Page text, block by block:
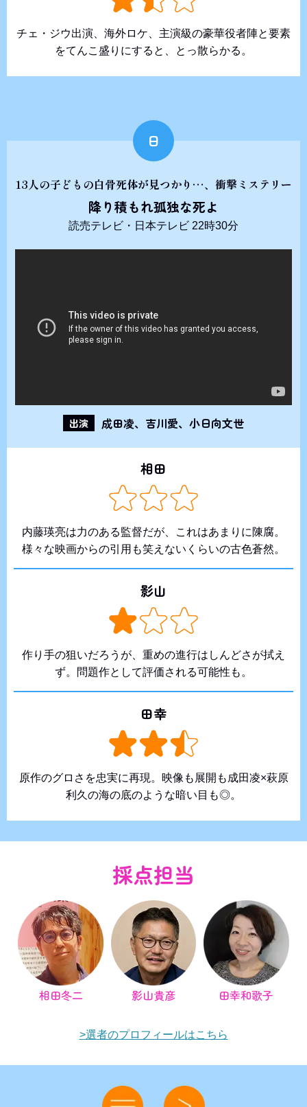
チェ・ジウ出演、海外ロケ、主演級の豪華役者陣と要素
をてんこ盛りにすると、とっ散らかる。
日
13人の子どもの白骨死体が見つかり…、衝撃ミステリー
降り積もれ孤独な死よ
読売テレビ・日本テレビ 22時30分
出演 成田凌、吉川愛、小日向文世
相田
内藤瑛亮は力のある監督だが、これはあまりに陳腐。
様々な映画からの引用も笑えないくらいの古色蒼然。
影山
作り手の狙いだろうが、重めの進行はしんどさが拭え
ず。問題作として評価される可能性も。
田幸
原作のグロさを忠実に再現。映像も展開も成田凌×萩原
利久の海の底のような暗い目も◎。
採点担当
相田冬二 影山貴彦 田幸和歌子
>選者のプロフィールはこちら